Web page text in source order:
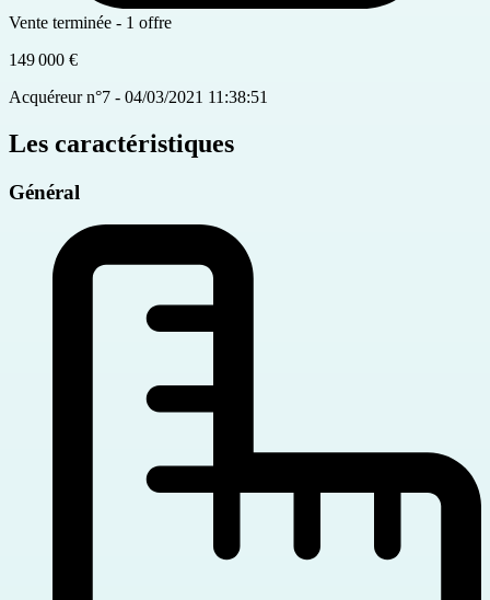
Vente terminée - 1 offre
149 000 €
Acquéreur n°7 - 04/03/2021 11:38:51
Les caractéristiques
Général